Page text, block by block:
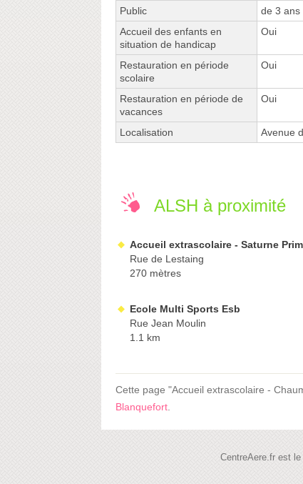
Public
de 3 ans
Accueil des enfants en
situation de handicap
Oui
Restauration en période
scolaire
Oui
Restauration en période de
vacances
Oui
Localisation Avenue
ALSH à proximité
Accueil extrascolaire - Saturne
Rue de Lestaing
270 mètres
Ecole Multi Sports Esb
Rue Jean Moulin
1.1 km
Cette page "Accueil extrascolaire -
Blanquefort
CentreAere.fr est